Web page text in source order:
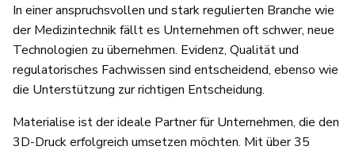
In einer anspruchsvollen und stark regulierten Branche wie
der Medizintechnik fällt es Unternehmen oft schwer, neue
Technologien zu übernehmen. Evidenz, Qualität und
regulatorisches Fachwissen sind entscheidend, ebenso wie
die Unterstützung zur richtigen Entscheidung.
Materialise ist der ideale Partner für Unternehmen, die den
3D-Druck erfolgreich umsetzen möchten. Mit über 35